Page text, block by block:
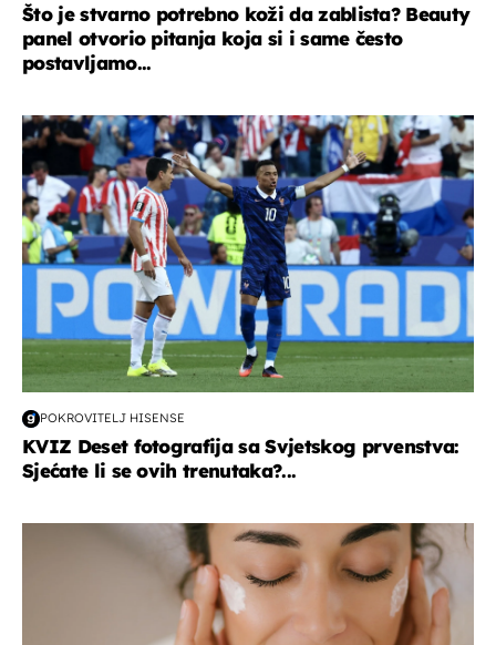
Što je stvarno potrebno koži da zablista? Beauty
panel otvorio pitanja koja si i same često
postavljamo...
svjetsko prvenstvo 2026
POKROVITELJ HISENSE
KVIZ Deset fotografija sa Svjetskog prvenstva:
Sjećate li se ovih trenutaka?...
moda & ljepota